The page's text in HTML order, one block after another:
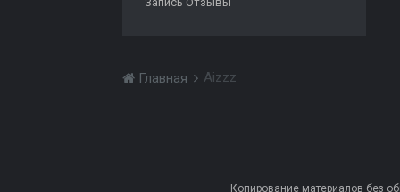
Главная Aizzz
Копирование материалов без